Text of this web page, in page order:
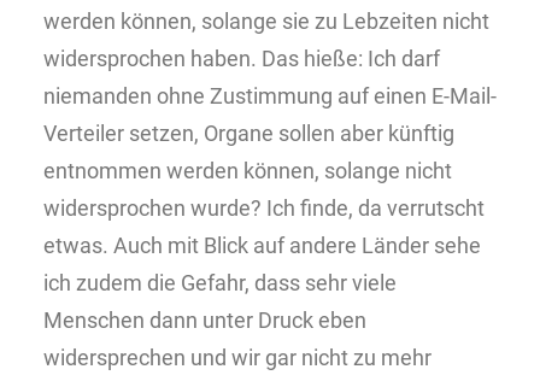
werden können, solange sie zu Lebzeiten nicht
widersprochen haben. Das hieße: Ich darf
niemanden ohne Zustimmung auf einen E-Mail-
Verteiler setzen, Organe sollen aber künftig
entnommen werden können, solange nicht
widersprochen wurde? Ich finde, da verrutscht
etwas. Auch mit Blick auf andere Länder sehe
ich zudem die Gefahr, dass sehr viele
Menschen dann unter Druck eben
widersprechen und wir gar nicht zu mehr